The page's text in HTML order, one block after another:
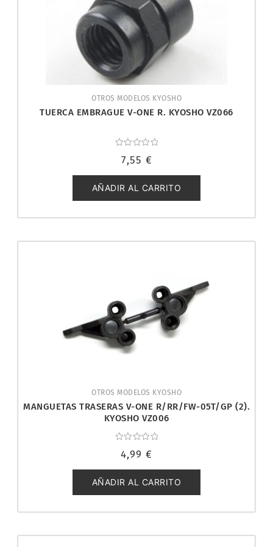
OTROS MODELOS KYOSHO
TUERCA EMBRAGUE V-ONE R. KYOSHO VZ066
con
de
5
7,55 €
AÑADIR AL CARRITO
OTROS MODELOS KYOSHO
MANGUETAS TRASERAS V-ONE R/RR/FW-05T/GP (2).
KYOSHO VZ006
con
de
5
4,99 €
AÑADIR AL CARRITO